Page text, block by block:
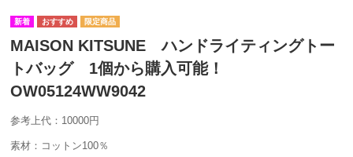
MAISON KITSUNE ハンドライティングトー
トバッグ 1個から購入可能！
OW05124WW9042
参考上代：10000円
素材：コットン100％